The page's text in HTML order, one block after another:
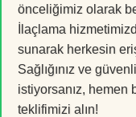
önceliğimiz olarak
İlaçlama
sunarak herkesin
Sağlığınız ve
istiyorsanız, hemen
teklifimizi alın!